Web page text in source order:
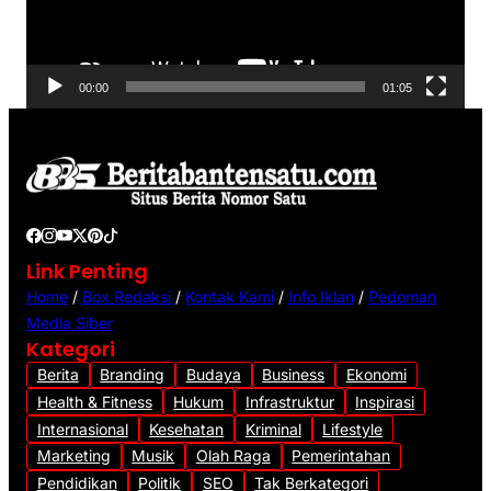
o
00:00 01:05
Link Penting
Home / Box Redaksi / Kontak Kami / Info Iklan / Pedoman
Media Siber
Kategori
Berita Branding Budaya Business
Ekonomi
Health & Fitness
Hukum Infrastruktur
Inspirasi
Internasional
Kesehatan Kriminal
Lifestyle
Marketing
Musik Olah Raga
Pemerintahan
Pendidikan
Politik SEO Tak Berkategori